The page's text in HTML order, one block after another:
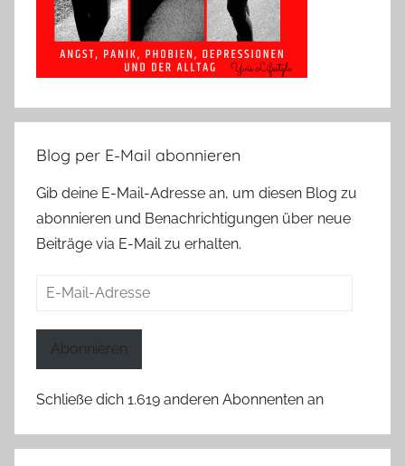
Blog per E-Mail abonnieren
Gib deine E-Mail-Adresse an, um diesen Blog zu
abonnieren und Benachrichtigungen über neue
Beiträge via E-Mail zu erhalten.
E-
Abonnieren
Schließe dich 1.619 anderen Abonnenten an